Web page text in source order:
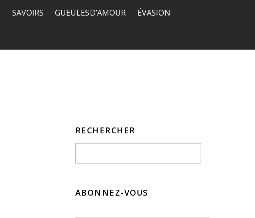
SAVOIRS GUEULES D’AMOUR ÉVASION
RECHERCHER
ABONNEZ-VOUS